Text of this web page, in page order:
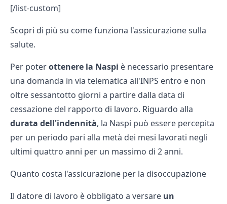
[/list-custom]
Scopri di più su come funziona l'assicurazione sulla
salute.
Per poterottenere la Naspi è necessario presentare
una domanda in via telematica all'INPS entro e non
oltre sessantotto giorni a partire dalla data di
cessazione del rapporto di lavoro. Riguardo alla
durata dell'indennità, la Naspi può essere percepita
per un periodo pari alla metà dei mesi lavorati negli
ultimi quattro anni per un massimo di 2 anni.
Quanto costa l'assicurazione per la disoccupazione
Il datore di lavoro è obbligato a versare un